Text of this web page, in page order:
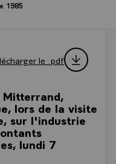
1985
le .pdf
Mitterrand,
lors de la visite
sur l'industrie
lundi 7